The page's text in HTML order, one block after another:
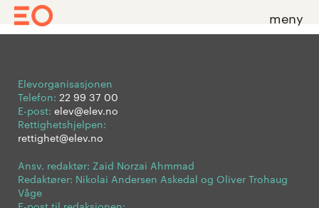
meny
Elevorganisasjonen
Telefon: 22 99 37 00
E-post: elev@elev.no
Rettighetshjelpen:
rettighet@elev.no
Ansv. redaktør: Zaid Norzai Ahmmad
Redaktører: Nikolai Andersen Askedal og Oliver Trohaug
Våge